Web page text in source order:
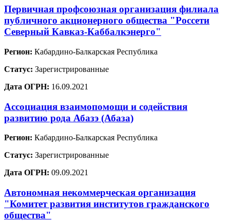
Первичная профсоюзная организация филиала
публичного акционерного общества "Россети
Северный Кавказ-Каббалкэнерго"
Регион: Кабардино-Балкарская Республика
Статус: Зарегистрированные
Дата ОГРН: 16.09.2021
Ассоциация взаимопомощи и содействия
развитию рода Абазэ (Абаза)
Регион: Кабардино-Балкарская Республика
Статус: Зарегистрированные
Дата ОГРН: 09.09.2021
Автономная некоммерческая организация
"Комитет развития институтов гражданского
общества"